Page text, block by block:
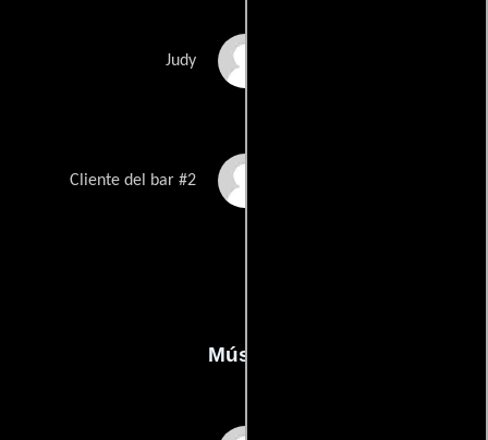
Judy
Cliente del bar #2
Música